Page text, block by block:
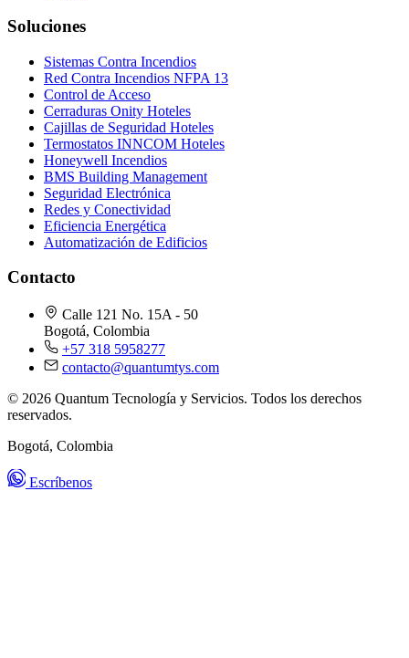
Soluciones
Sistemas Contra Incendios
Red Contra Incendios NFPA 13
Control de Acceso
Cerraduras Onity Hoteles
Cajillas de Seguridad Hoteles
Termostatos INNCOM Hoteles
Honeywell Incendios
BMS Building Management
Seguridad Electrónica
Redes y Conectividad
Eficiencia Energética
Automatización de Edificios
Contacto
Calle 121 No. 15A - 50
Bogotá, Colombia
+57 318 5958277
contacto@quantumtys.com
© 2026 Quantum Tecnología y Servicios. Todos los derechos
reservados.
Bogotá, Colombia
Escríbenos